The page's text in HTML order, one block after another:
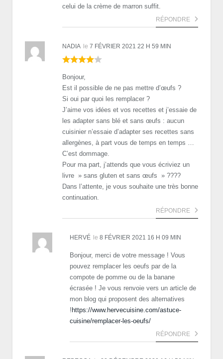
celui de la crème de marron suffit.
RÉPONDRE
NADIA le 7 FÉVRIER 2021 22 H 59 MIN
Bonjour,
Est il possible de ne pas mettre d’œufs ?
Si oui par quoi les remplacer ?
J’aime vos idées et vos recettes et j’essaie de
les adapter sans blé et sans œufs : aucun
cuisinier n’essaie d’adapter ses recettes sans
allergènes, à part vous de temps en temps …
C’est dommage.
Pour ma part, j’attends que vous écriviez un
livre » sans gluten et sans œufs » ????
Dans l’attente, je vous souhaite une très bonne
continuation.
RÉPONDRE
HERVÉ le 8 FÉVRIER 2021 16 H 09 MIN
Bonjour, merci de votre message ! Vous
pouvez remplacer les oeufs par de la
compote de pomme ou de la banane
écrasée ! Je vous renvoie vers un article de
mon blog qui proposent des alternatives
! https://www.hervecuisine.com/astuce-
cuisine/remplacer-les-oeufs/
RÉPONDRE